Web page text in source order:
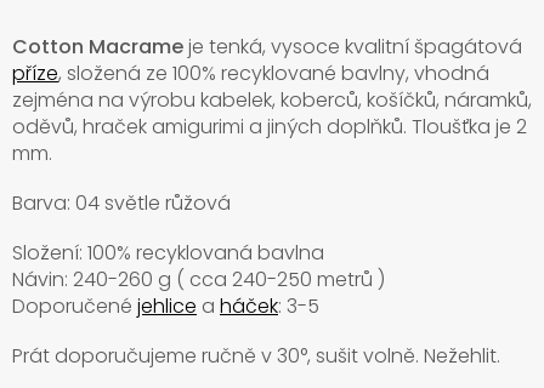
Cotton Macrameje tenká, vysoce kvalitní špagátová
příze, složená ze 100% recyklované bavlny, vhodná
zejména na výrobu kabelek, koberců, košíčků, náramků,
oděvů, hraček amigurimi a jiných doplňků. Tloušťka je 2
mm.
Barva: 04 světle růžová
Složení: 100% recyklovaná bavlna
Návin: 240-260 g ( cca 240-250 metrů )
Doporučené jehlice a háček: 3-5
Prát doporučujeme ručně v30°, sušit volně. Nežehlit.